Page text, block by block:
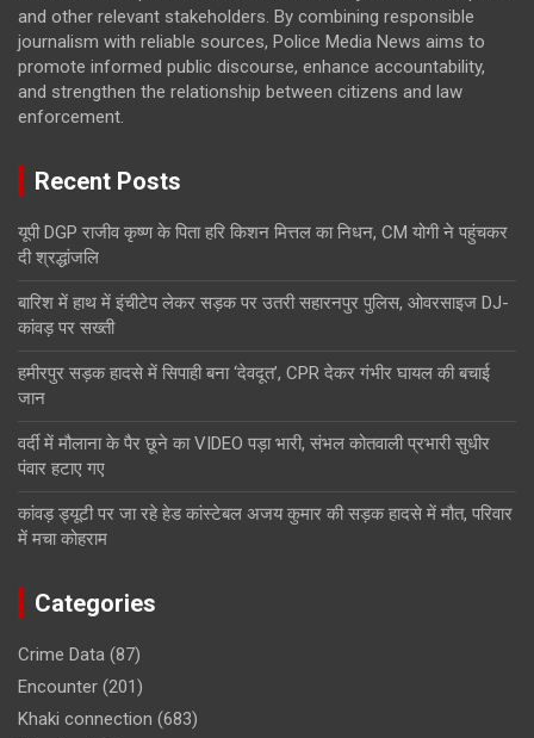
and other relevant stakeholders. By combining responsible
journalism with reliable sources, Police Media News aims to
promote informed public discourse, enhance accountability,
and strengthen the relationship between citizens and law
enforcement.
Recent Posts
यूपी DGP राजीव कृष्ण के पिता हरि किशन मित्तल का निधन, CM योगी ने पहुंचकर
दी श्रद्धांजलि
बारिश में हाथ में इंचीटेप लेकर सड़क पर उतरी सहारनपुर पुलिस, ओवरसाइज DJ-
कांवड़ पर सख्ती
हमीरपुर सड़क हादसे में सिपाही बना ‘देवदूत’, CPR देकर गंभीर घायल की बचाई
जान
वर्दी में मौलाना के पैर छूने का VIDEO पड़ा भारी, संभल कोतवाली प्रभारी सुधीर
पंवार हटाए गए
कांवड़ ड्यूटी पर जा रहे हेड कांस्टेबल अजय कुमार की सड़क हादसे में मौत, परिवार
में मचा कोहराम
Categories
Crime Data (87)
Encounter (201)
Khaki connection (683)